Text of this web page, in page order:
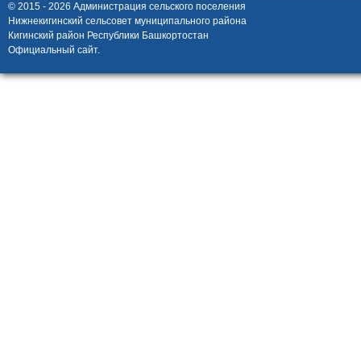
© 2015 - 2026 Администрация сельского поселения
Нижнекигинский сельсовет муниципального района
Кигинский район Республики Башкортостан
Официальный сайт.